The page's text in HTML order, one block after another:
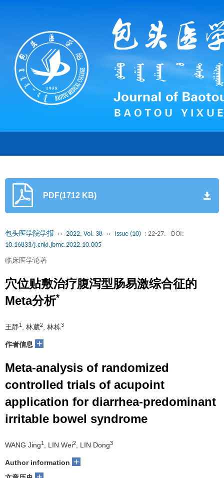
PDF(1712 KB)
包头医学院学报 ›› 2022, Vol. 38 ›› Issue (10) : 22-27.
DOI:
10.16833/j.cnki.jbmc.2022.10.005
临床医学论著
穴位贴敷治疗腹泻型肠易激综合征的
Meta分析*
王静1 , 林葳2 , 林栋3
作者信息 +
Meta-analysis of randomized
controlled trials of acupoint
application for diarrhea-predominant
irritable bowel syndrome
WANG Jing1 , LIN Wei2 , LIN Dong3
Author information +